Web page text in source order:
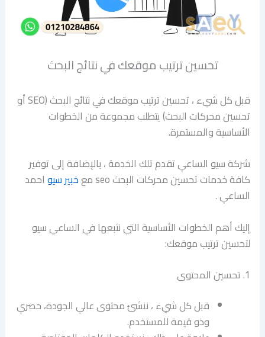
تحسين ترتيب موقعك في نتائج البحث
قبل كل شيء ، تحسين ترتيب موقعك في نتائج البحث (SEO أو
تحسين محركات البحث) يتطلب مجموعة من الخطوات
الأساسية والمستمرة.
شركة سيو الساعي تقدم تلك الخدمة ، بالإضافة إلى توفير
كافة خدمات تحسين محركات البحث seo مع
خبير سيو احمد
الساعي .
إليك أهم الخطوات الأساسية التي نتبعها في الساعي سيو
لتحسين ترتيب موقعك:
1. تحسين المحتوى
قبل كل شيء ، ننشئ محتوى عالي الجودة، حصري
وذو قيمة للمستخدم.